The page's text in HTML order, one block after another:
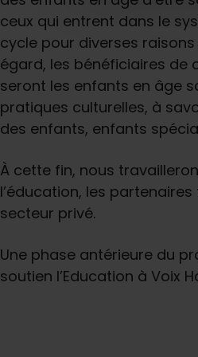
c
t
ceux qui entrent dans le
cycle pour diverses
égard, les bénéficiaires
seront les enfants en âge
pratiques culturelles, à
des enfants, enfants
À cette fin, nous
l’éducation, les
secteur privé.
Une phase antérieure du
soutien l’Education à Voix